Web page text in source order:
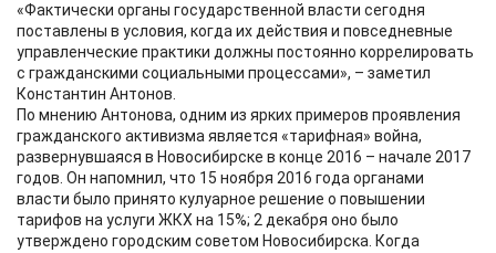
«Фактически органы государственной власти сегодня
поставлены в условия, когда их действия и повседневные
управленческие практики должны постоянно коррелировать
с гражданскими социальными процессами», – заметил
Константин Антонов.
По мнению Антонова, одним из ярких примеров проявления
гражданского активизма является «тарифная» война,
развернувшаяся в Новосибирске в конце 2016 – начале 2017
годов. Он напомнил, что 15 ноября 2016 года органами
власти было принято кулуарное решение о повышении
тарифов на услуги ЖКХ на 15%; 2 декабря оно было
утверждено городским советом Новосибирска. Когда